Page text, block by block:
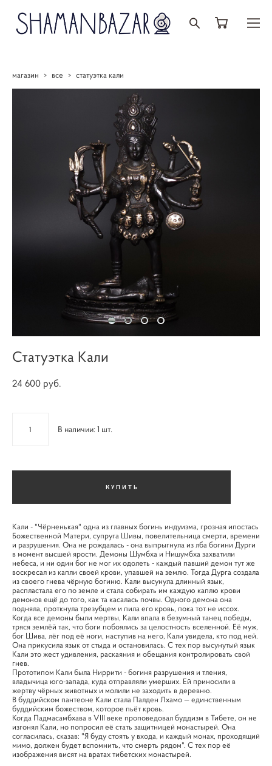
магазин > все > статуэтка кали
Статуэтка Кали
24 600 pуб.
В наличии:1 шт.
КУПИТЬ
Кали - "Чёрненькая" одна из главных богинь индуизма, грозная ипостась
Божественной Матери, супруга Шивы, повелительница смерти, времени
и разрушения. Она не рождалась - она выпрыгнула из лба богини Дурги
в момент высшей ярости. Демоны Шумбха и Нишумбха захватили
небеса, и ни один бог не мог их одолеть - каждый павший демон тут же
воскресал из капли своей крови, упавшей на землю. Тогда Дурга создала
из своего гнева чёрную богиню. Кали высунула длинный язык,
распластала его по земле и стала собирать им каждую каплю крови
демонов ещё до того, как та касалась почвы. Одного демона она
подняла, проткнула трезубцем и пила его кровь, пока тот не иссох.
Когда все демоны были мертвы, Кали впала в безумный танец победы,
тряся землёй так, что боги побоялись за целостность вселенной. Её муж,
бог Шива, лёг под её ноги, наступив на него, Кали увидела, кто под ней.
Она прикусила язык от стыда и остановилась. С тех пор высунутый язык
Кали это жест удивления, раскаяния и обещания контролировать свой
гнев.
Прототипом Кали была Ниррити - богиня разрушения и тления,
владычица юго-запада, куда отправляли умерших. Ей приносили в
жертву чёрных животных и молили не заходить в деревню.
В буддийском пантеоне Кали стала Палден Лхамо — единственным
буддийским божеством, которое пьёт кровь.
Когда Падмасамбхава в VIII веке проповедовал буддизм в Тибете, он не
изгонял Кали, но попросил её стать защитницей монастырей. Она
согласилась, сказав: "Я буду стоять у входа, и каждый монах, проходящий
мимо, должен будет вспомнить, что смерть рядом". С тех пор её
изображения висят на вратах тибетских монастырей.